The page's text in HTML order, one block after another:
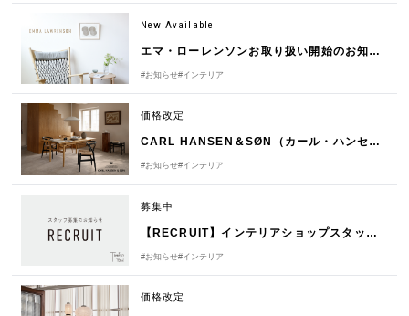
New Available
エマ・ローレンソンお取り扱い開始のお知らせ
#お知らせ#インテリア
価格改定
CARL HANSEN＆SØN（カール・ハンセン＆サン）1/1（木）価格改定のお知らせ
#お知らせ#インテリア
募集中
【RECRUIT】インテリアショップスタッフ募集
#お知らせ#インテリア
価格改定